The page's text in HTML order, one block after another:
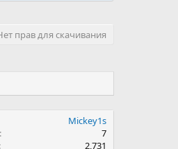
прав для скачивания
Mickey1s
7
2,731